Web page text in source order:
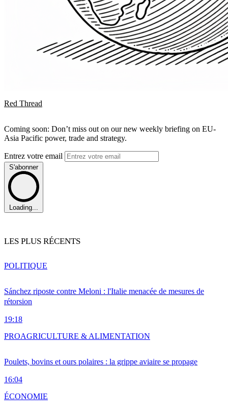
Red Thread
Coming soon: Don’t miss out on our new weekly briefing on EU-
Asia Pacific power, trade and strategy.
Entrez votre email
S'abonner
Loading...
LES PLUS RÉCENTS
Sánchez riposte contre Meloni : l'Italie menacée de mesures de
rétorsion
19:18
POLITIQUE
Poulets, bovins et ours polaires : la grippe aviaire se propage
16:04
PROAGRICULTURE & ALIMENTATION
ÉCONOMIE